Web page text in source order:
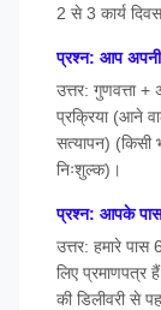
2 से 3 कार्य
प्रश्न: आप अपनी
उत्तर: गुणवत्ता +
प्रक्रिया (आने
सत्यापन) (किसी
निःशुल्क)।
प्रश्न: आपके
उत्तर: हमारे
लिए
की डिलीवरी से